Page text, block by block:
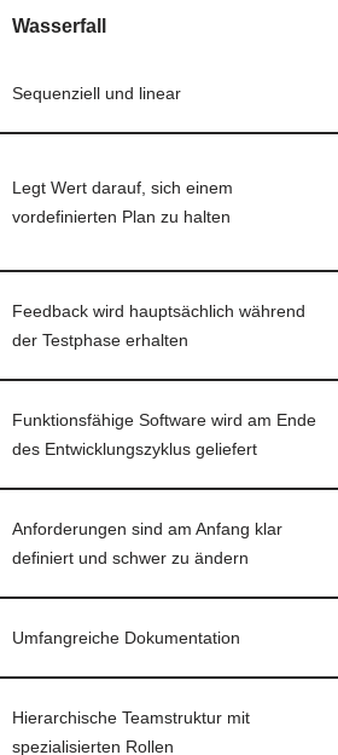
Wasserfall
Sequenziell und linear
Legt Wert darauf, sich einem
vordefinierten Plan zu halten
Feedback wird hauptsächlich während
der Testphase erhalten
Funktionsfähige Software wird am Ende
des Entwicklungszyklus geliefert
Anforderungen sind am Anfang klar
definiert und schwer zu ändern
Umfangreiche Dokumentation
Hierarchische Teamstruktur mit
spezialisierten Rollen